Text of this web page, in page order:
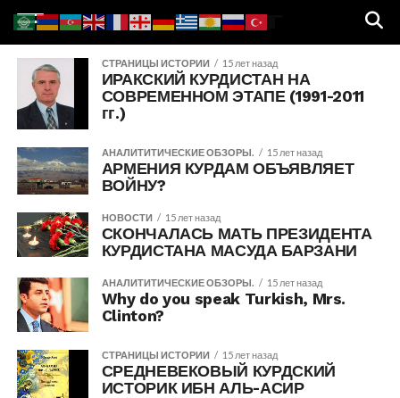
СТРАНИЦЫ ИСТОРИИ 15 лет назад
ИРАКСКИЙ КУРДИСТАН НА
СОВРЕМЕННОМ ЭТАПЕ (1991-2011
гг.)
АНАЛИТИТИЧЕСКИЕ ОБЗОРЫ. 15 лет назад
АРМЕНИЯ КУРДАМ ОБЪЯВЛЯЕТ
ВОЙНУ?
НОВОСТИ 15 лет назад
СКОНЧАЛАСЬ МАТЬ ПРЕЗИДЕНТА
КУРДИСТАНА МАСУДА БАРЗАНИ
АНАЛИТИТИЧЕСКИЕ ОБЗОРЫ. 15 лет назад
Why do you speak Turkish, Mrs.
Clinton?
СТРАНИЦЫ ИСТОРИИ 15 лет назад
СРЕДНЕВЕКОВЫЙ КУРДСКИЙ
ИСТОРИК ИБН АЛЬ-АСИР